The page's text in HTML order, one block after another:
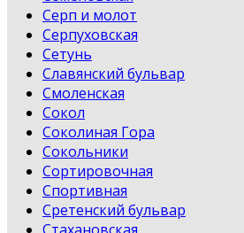
Серп и молот
Серпуховская
Сетунь
Славянский бульвар
Смоленская
Сокол
Соколиная Гора
Сокольники
Сортировочная
Спортивная
Сретенский бульвар